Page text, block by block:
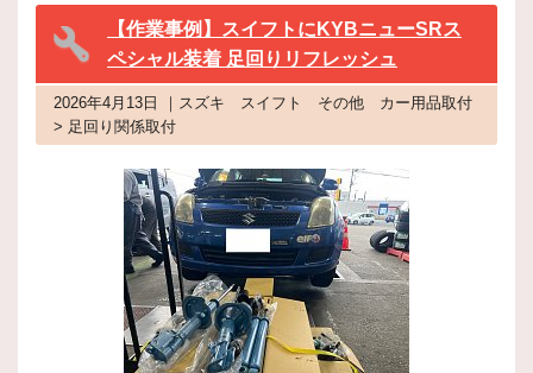
【作業事例】スイフトにKYBニューSRス
ペシャル装着 足回りリフレッシュ
2026年4月13日 ｜スズキ スイフト その他 カー用品取付
> 足回り関係取付